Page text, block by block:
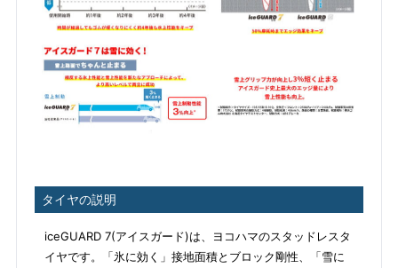
タイヤの説明
iceGUARD 7(アイスガード)は、ヨコハマのスタッドレスタ
イヤです。「氷に効く」接地面積とブロック剛性、「雪に